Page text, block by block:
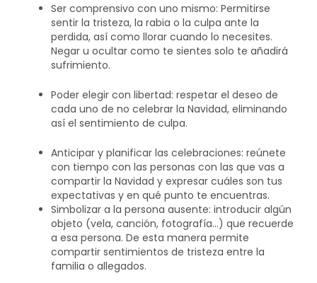
Ser comprensivo con uno mismo: Permitirse
sentir la tristeza, la rabia o la culpa ante la
perdida, así como llorar cuando lo necesites.
Negar u ocultar como te sientes solo te añadirá
sufrimiento.
Poder elegir con libertad: respetar el deseo de
cada uno de no celebrar la Navidad, eliminando
así el sentimiento de culpa.
Anticipar y planificar las celebraciones: reúnete
con tiempo con las personas con las que vas a
compartir la Navidad y expresar cuáles son tus
expectativas y en qué punto te encuentras.
Simbolizar a la persona ausente: introducir algún
objeto (vela, canción, fotografía…) que recuerde
a esa persona. De esta manera permite
compartir sentimientos de tristeza entre la
familia o allegados.